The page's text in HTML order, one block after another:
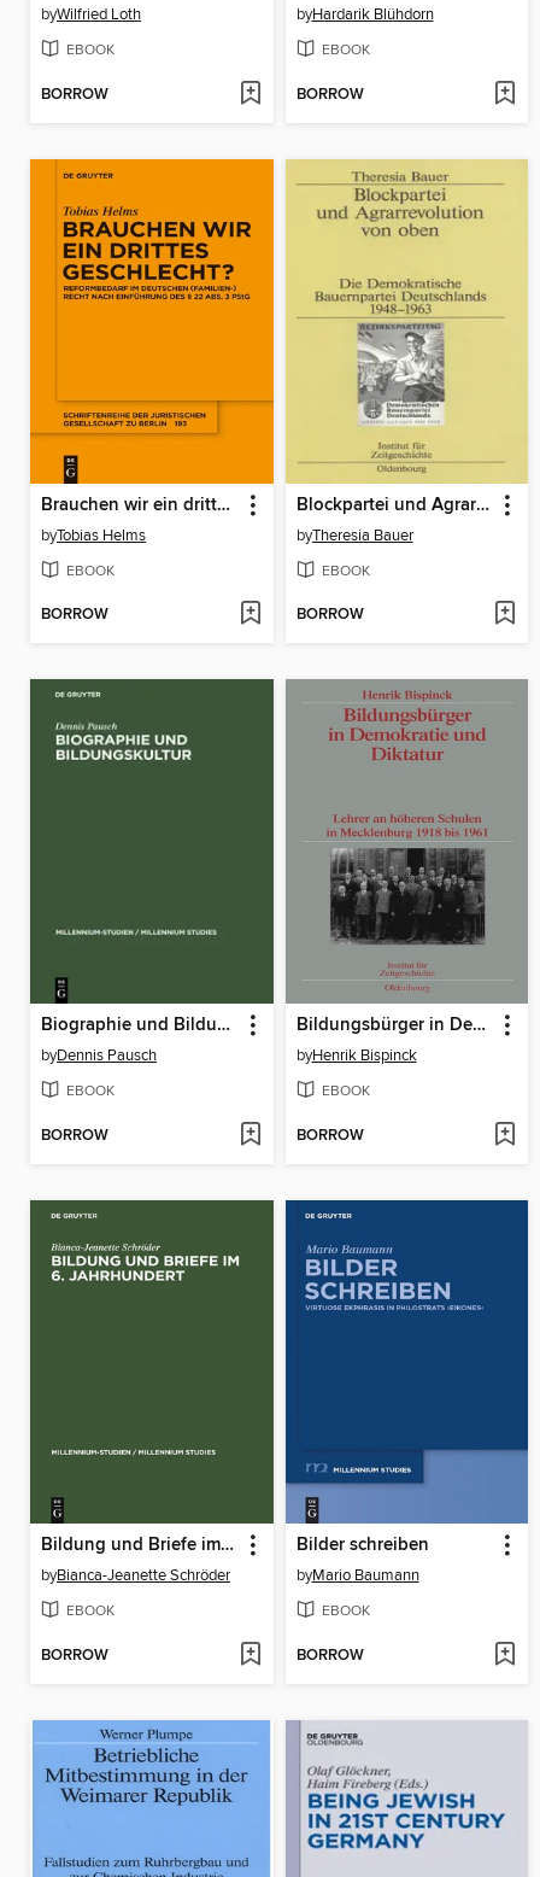
byWilfried Loth
EBOOK
BORROW
byHardarik Blühdorn
EBOOK
BORROW
Brauchen wir ein drittes Geschlecht?
byTobias Helms
EBOOK
BORROW
Blockpartei und Agrarrevolution von oben
byTheresia Bauer
EBOOK
BORROW
Biographie und Bildungskultur
byDennis Pausch
EBOOK
BORROW
Bildungsbürger in Demokratie und Diktatur
byHenrik Bispinck
EBOOK
BORROW
Bildung und Briefe im 6. Jahrhundert
byBianca-Jeanette Schröder
EBOOK
BORROW
Bilder schreiben
byMario Baumann
EBOOK
BORROW